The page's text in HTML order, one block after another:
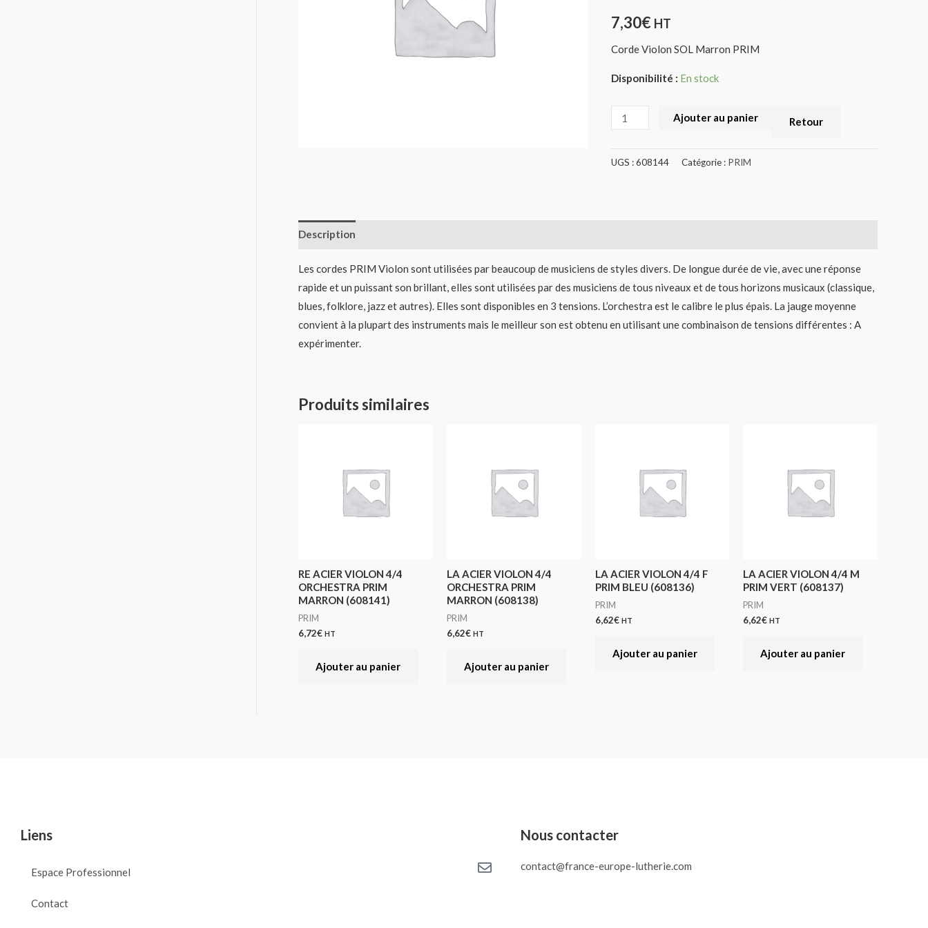
7,30€ HT
Corde Violon SOL Marron PRIM
Disponibilité : En stock
(608144)
Ajouter au panier Retour
UGS :608144 Catégorie : PRIM
Description
Les cordes PRIM Violon sont utilisées par beaucoup de musiciens de styles divers. De longue durée de vie, avec une réponse
rapide et un puissant son brillant, elles sont utilisées par des musiciens de tous niveaux et de tous horizons musicaux (classique,
blues, folklore, jazz et autres). Elles sont disponibles en 3 tensions. L’orchestra est le calibre le plus épais. La jauge moyenne
convient à la plupart des instruments mais le meilleur son est obtenu en utilisant une combinaison de tensions différentes : A
expérimenter.
Produits similaires
RE ACIER VIOLON 4/4
ORCHESTRA PRIM
MARRON (608141)
PRIM
6,72€ HT
Ajouter au panier
LA ACIER VIOLON 4/4
ORCHESTRA PRIM
MARRON (608138)
PRIM
6,62€ HT
Ajouter au panier
LA ACIER VIOLON 4/4 F
PRIM BLEU (608136)
PRIM
6,62€ HT
Ajouter au panier
LA ACIER VIOLON 4/4 M
PRIM VERT (608137)
PRIM
6,62€ HT
Ajouter au panier
Liens
Espace Professionnel
Contact
Nous contacter
contact@france-europe-lutherie.com